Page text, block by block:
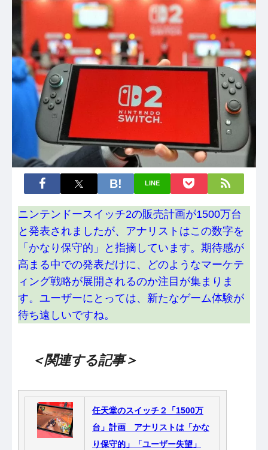
LINE
ニンテンドースイッチ2の販売計画が1500万台
と発表されましたが、アナリストはこの数字を
「かなり保守的」と指摘しています。期待感が
高まる中での発表だけに、どのようなマーケテ
ィング戦略が展開されるのか注目が集まりま
す。ユーザーにとっては、新たなゲーム体験が
待ち遠しいですね。
＜関連する記事＞
任天堂のスイッチ２「1500万
台」計画 アナリストは「かな
り保守的」「ユーザー失望」